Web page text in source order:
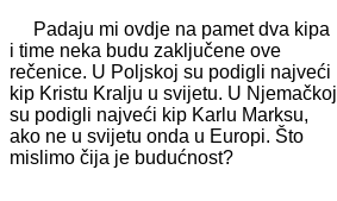
Padaju mi ovdje na pamet dva kipa
i time neka budu zaključene ove
rečenice. U Poljskoj su podigli najveći
kip Kristu Kralju u svijetu. U Njemačkoj
su podigli najveći kip Karlu Marksu,
ako ne u svijetu onda u Europi. Što
mislimo čija je budućnost?